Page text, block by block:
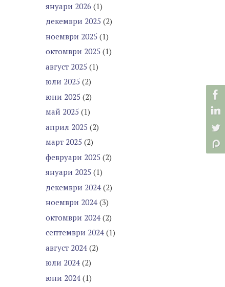
януари 2026 (1)
декември 2025 (2)
ноември 2025 (1)
октомври 2025 (1)
август 2025 (1)
юли 2025 (2)
юни 2025 (2)
май 2025 (1)
април 2025 (2)
март 2025 (2)
февруари 2025 (2)
януари 2025 (1)
декември 2024 (2)
ноември 2024 (3)
октомври 2024 (2)
септември 2024 (1)
август 2024 (2)
юли 2024 (2)
юни 2024 (1)